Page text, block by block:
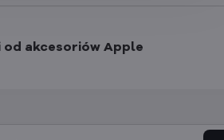
od akcesoriów Apple